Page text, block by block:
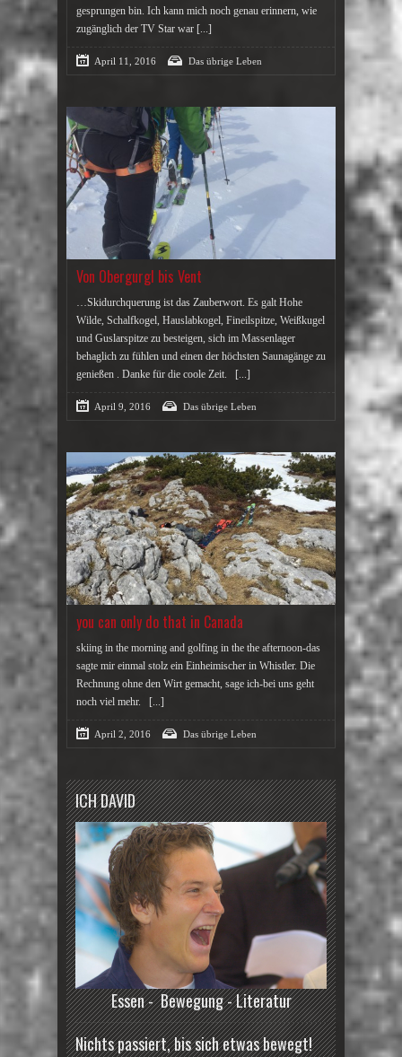
gesprungen bin. Ich kann mich noch genau erinnern, wie
zugänglich der TV Star war [...]
April 11, 2016 Das übrige Leben
Von Obergurgl bis Vent
…Skidurchquerung ist das Zauberwort. Es galt Hohe
Wilde, Schalfkogel, Hauslabkogel, Fineilspitze, Weißkugel
und Guslarspitze zu besteigen, sich im Massenlager
behaglich zu fühlen und einen der höchsten Saunagänge zu
genießen . Danke für die coole Zeit.
[...]
April 9, 2016 Das übrige Leben
you can only do that in Canada
skiing in the morning and golfing in the the afternoon-das
sagte mir einmal stolz ein Einheimischer in Whistler. Die
Rechnung ohne den Wirt gemacht, sage ich-bei uns geht
noch viel mehr.
[...]
April 2, 2016 Das übrige Leben
ICH DAVID
Essen - Bewegung - Literatur
Nichts passiert, bis sich etwas bewegt!